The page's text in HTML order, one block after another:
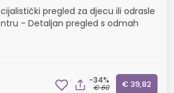
pregled za djecu ili odrasle
- Detaljan pregled s odmah
-34%
€ 60 € 39,82